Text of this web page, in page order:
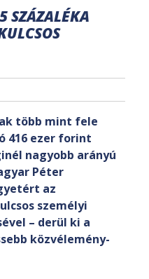
SZÁZALÉKA
több mint fele
416 ezer forint
nagyobb arányú
Péter
az
személyi
– derül ki a
közvélemény-